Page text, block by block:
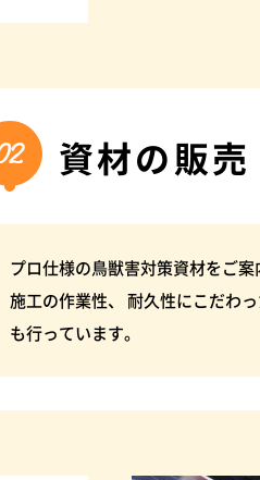
資材の販売
プロ仕様の鳥獣害対策資材をご
施工の作業性、 耐久性にこだわ
も行っています。